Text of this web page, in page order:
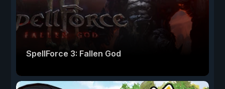
SpellForce 3: Fallen God